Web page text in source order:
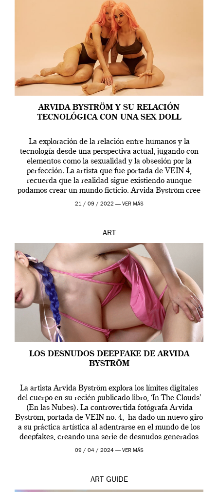
ARVIDA BYSTRÖM Y SU RELACIÓN
TECNOLÓGICA CON UNA SEX DOLL
La exploración de la relación entre humanos y la
tecnología desde una perspectiva actual, jugando con
elementos como la sexualidad y la obsesión por la
perfección. La artista que fue portada de VEIN 4,
recuerda que la realidad sigue existiendo aunque
podamos crear un mundo ficticio. Arvida Byström cree
que los humanos tienen un complejo […]
21 / 09 / 2022 — VER MÁS
ART
LOS DESNUDOS DEEPFAKE DE ARVIDA
BYSTRÖM
La artista Arvida Byström explora los límites digitales
del cuerpo en su recién publicado libro, ‘In The Clouds’
(En las Nubes). La controvertida fotógrafa Arvida
Byström, portada de VEIN no. 4, ha dado un nuevo giro
a su práctica artística al adentrarse en el mundo de los
deepfakes, creando una serie de desnudos generados
por […]
09 / 04 / 2024 — VER MÁS
ART GUIDE